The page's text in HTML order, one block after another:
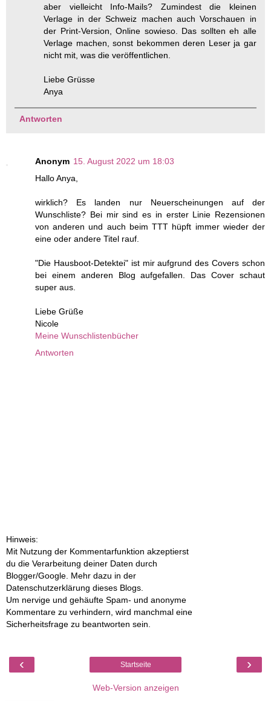
aber vielleicht Info-Mails? Zumindest die kleinen
Verlage in der Schweiz machen auch Vorschauen in
der Print-Version, Online sowieso. Das sollten eh alle
Verlage machen, sonst bekommen deren Leser ja gar
nicht mit, was die veröffentlichen.
Liebe Grüsse
Anya
Antworten
Anonym 15. August 2022 um 18:03
Hallo Anya,
wirklich? Es landen nur Neuerscheinungen auf der
Wunschliste? Bei mir sind es in erster Linie Rezensionen
von anderen und auch beim TTT hüpft immer wieder der
eine oder andere Titel rauf.
"Die Hausboot-Detektei" ist mir aufgrund des Covers schon
bei einem anderen Blog aufgefallen. Das Cover schaut
super aus.
Liebe Grüße
Nicole
Meine Wunschlistenbücher
Antworten
Hinweis:
Mit Nutzung der Kommentarfunktion akzeptierst
du die Verarbeitung deiner Daten durch
Blogger/Google. Mehr dazu in der
Datenschutzerklärung dieses Blogs.
Um nervige und gehäufte Spam- und anonyme
Kommentare zu verhindern, wird manchmal eine
Sicherheitsfrage zu beantworten sein.
‹ ›
Startseite
Web-Version anzeigen